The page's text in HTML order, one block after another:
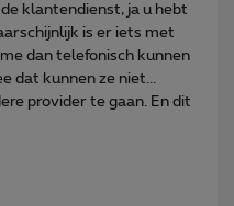
klantendienst, ja u hebt
is er iets met
dan telefonisch kunnen
dat kunnen ze niet...
provider te gaan. En dit